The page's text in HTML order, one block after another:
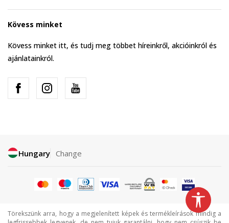
Kövess minket
Kövess minket itt, és tudj meg többet híreinkről, akcióinkról és
ajánlatainkról.
Hungary Change
Törekszünk arra, hogy a megjelenített képek és termékleírások mindig a